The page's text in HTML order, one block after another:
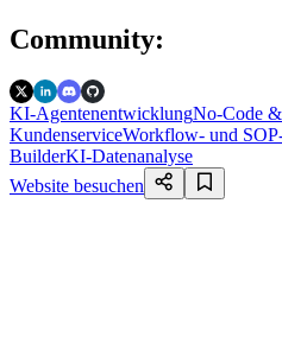
Community:
KI-AgentenentwicklungNo-Code
KundenserviceWorkflow- und
BuilderKI-Datenanalyse
Website besuchen